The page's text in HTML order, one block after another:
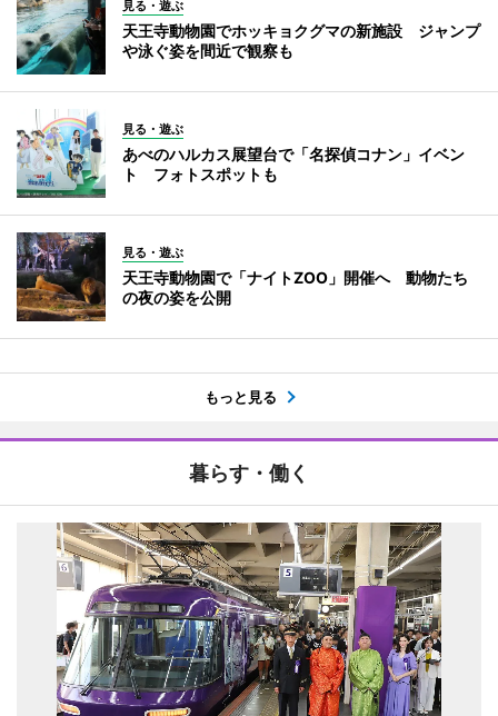
見る・遊ぶ
天王寺動物園でホッキョクグマの新施設 ジャンプ
や泳ぐ姿を間近で観察も
見る・遊ぶ
あべのハルカス展望台で「名探偵コナン」イベン
ト フォトスポットも
見る・遊ぶ
天王寺動物園で「ナイトZOO」開催へ 動物たち
の夜の姿を公開
もっと見る
暮らす・働く